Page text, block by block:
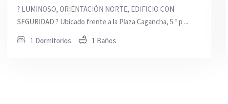
? LUMINOSO, ORIENTACIÓN NORTE, EDIFICIO CON
SEGURIDAD ? Ubicado frente a la Plaza Cagancha, 5.º p ...
1 Dormitorios 1 Baños